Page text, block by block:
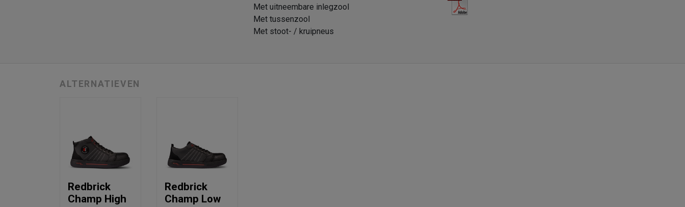
Met uitneembare inlegzool
Met tussenzool
Met stoot- / kruipneus
ALTERNATIEVEN
Redbrick
Champ High
Redbrick
Champ Low